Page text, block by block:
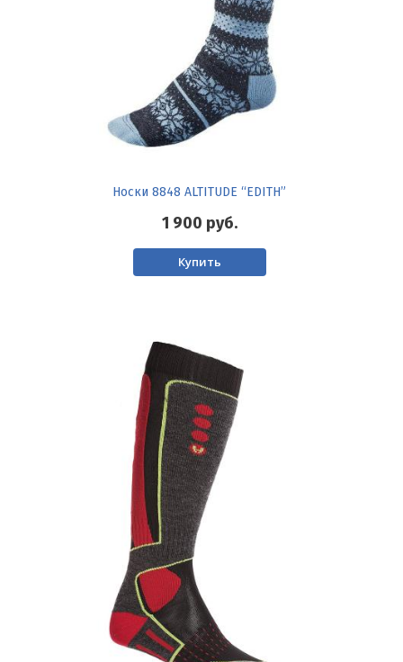
Носки 8848 ALTITUDE “EDITH”
1 900 руб.
Купить